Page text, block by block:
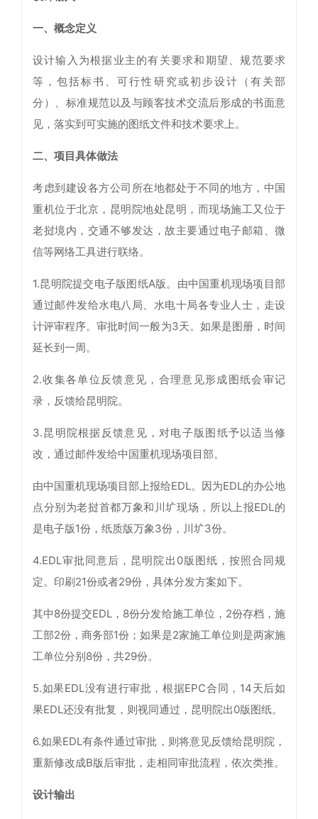
一、概念定义
设计输入为根据业主的有关要求和期望、规范要求
等，包括标书、可行性研究或初步设计（有关部
分）、标准规范以及与顾客技术交流后形成的书面意
见，落实到可实施的图纸文件和技术要求上。
二、项目具体做法
考虑到建设各方公司所在地都处于不同的地方，中国
重机位于北京，昆明院地处昆明，而现场施工又位于
老挝境内，交通不够发达，故主要通过电子邮箱、微
信等网络工具进行联络。
1.昆明院提交电子版图纸A版。由中国重机现场项目部
通过邮件发给水电八局、水电十局各专业人士，走设
计评审程序。审批时间一般为3天。如果是图册，时间
延长到一周。
2.收集各单位反馈意见，合理意见形成图纸会审记
录，反馈给昆明院。
3.昆明院根据反馈意见，对电子版图纸予以适当修
改，通过邮件发给中国重机现场项目部。
由中国重机现场项目部上报给EDL。因为EDL的办公地
点分别为老挝首都万象和川圹现场，所以上报EDL的
是电子版1份，纸质版万象3份，川圹3份。
4.EDL审批同意后，昆明院出0版图纸，按照合同规
定。印刷21份或者29份，具体分发方案如下。
其中8份提交EDL，8份分发给施工单位，2份存档，施
工部2份，商务部1份；如果是2家施工单位则是两家施
工单位分别8份，共29份。
5.如果EDL没有进行审批，根据EPC合同，14天后如
果EDL还没有批复，则视同通过，昆明院出0版图纸。
6.如果EDL有条件通过审批，则将意见反馈给昆明院，
重新修改成B版后审批，走相同审批流程，依次类推。
设计输出